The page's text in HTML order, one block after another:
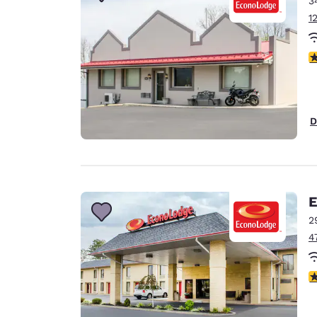
Français
Europe
United
English
Asie-Pacifique
Australia
English